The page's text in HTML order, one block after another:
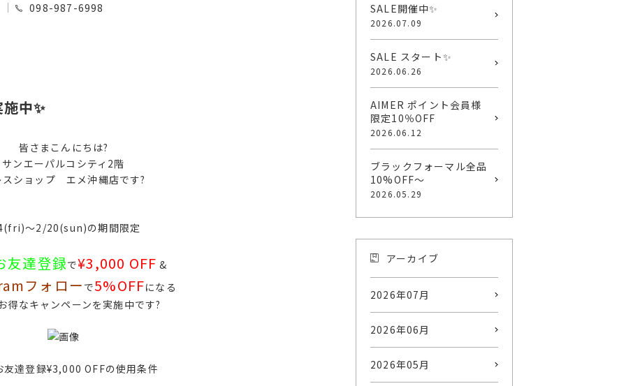
098-987-6998
中✨
皆さまこんにちは?
サンエーパルコシティ2階
スショップ エメ沖縄店です?
〜2/20(sun)の期間限定
友達登録で¥3,000 OFF &
フォロー で5%OFFになる
得なキャンペーンを実施中です?
友達登録¥3,000 OFFの使用条件
SALE開催中✨
2026.07.09
SALE スタート✨
2026.06.26
AIMER ポイント会員様
限定10％OFF
2026.06.12
ブラックフォーマル全品
10%OFF〜
2026.05.29
アーカイブ
2026年07月
2026年06月
2026年05月